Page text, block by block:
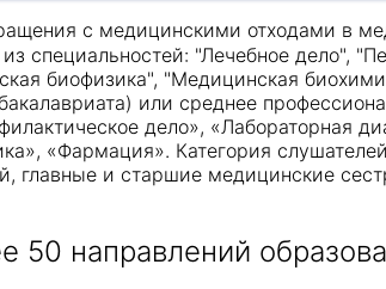
с медицинскими отходами в
специальностей: "Лечебное дело",
биофизика", "Медицинская
или среднее
дело», «Лабораторная
«Фармация». Категория
главные и старшие медицинские
50 направлений
Даю согласие на обработку
данныхиe-mail рассылку